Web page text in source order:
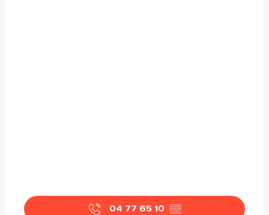
04 77 65 10 ▒▒